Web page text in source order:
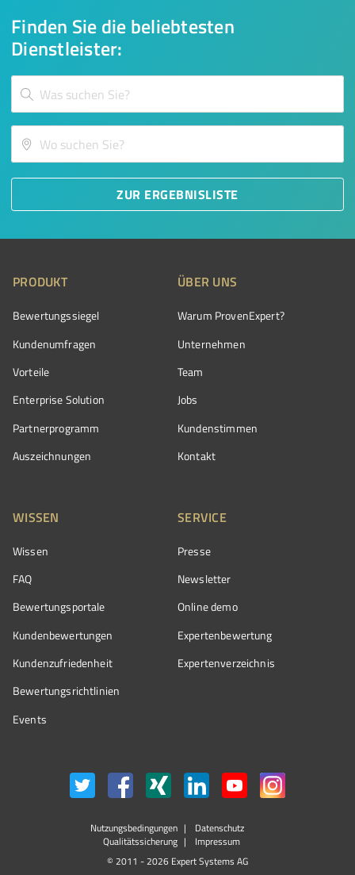
Finden Sie die beliebtesten
Dienstleister:
ZUR ERGEBNISLISTE
PRODUKT
Bewertungssiegel
Kundenumfragen
Vorteile
Enterprise Solution
Partnerprogramm
Auszeichnungen
ÜBER UNS
Warum ProvenExpert?
Unternehmen
Team
Jobs
Kundenstimmen
Kontakt
WISSEN
Wissen
FAQ
Bewertungsportale
Kundenbewertungen
Kundenzufriedenheit
Bewertungs­richtlinien
Events
SERVICE
Presse
Newsletter
Online demo
Expertenbewertung
Expertenverzeichnis
Nutzungsbedingungen
Datenschutz
Qualitätssicherung
Impressum
© 2011 - 2026 Expert Systems AG